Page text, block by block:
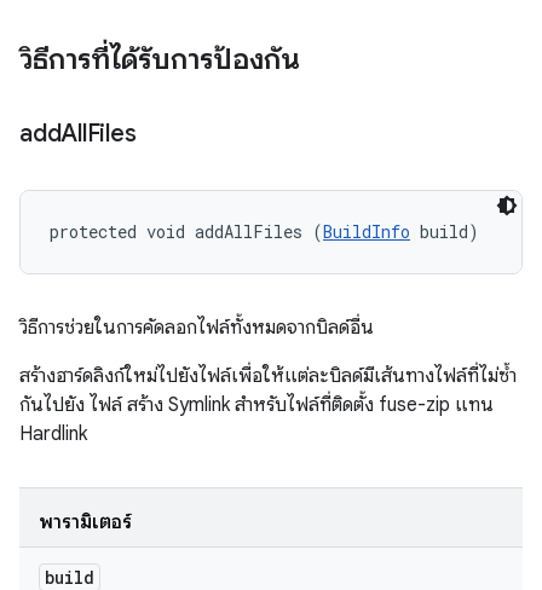
วิธีการที่ได้รับการป้องกัน
addAllFiles
protected void addAllFiles (BuildInfo build)
วิธีการช่วยในการคัดลอกไฟล์ทั้งหมดจากบิลด์อื่น
สร้างฮาร์ดลิงก์ใหม่ไปยังไฟล์เพื่อให้แต่ละบิลด์มีเส้นทางไฟล์ที่ไม่ซ้ำ
กันไปยัง ไฟล์ สร้าง Symlink สำหรับไฟล์ที่ติดตั้ง fuse-zip แทน
Hardlink
พารามิเตอร์
build